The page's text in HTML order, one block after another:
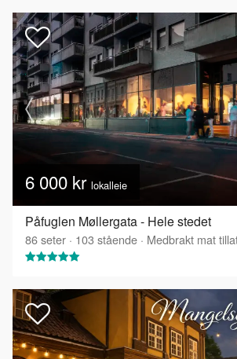
6 000 kr lokalleie
Påfuglen Møllergata - Hele stedet
86seter · 103 stående · Medbrakt mat